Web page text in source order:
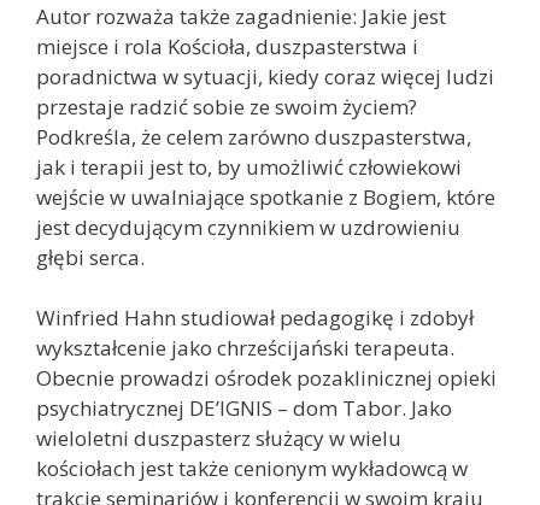
Autor rozważa także zagadnienie: Jakie jest
miejsce i rola Kościoła, duszpasterstwa i
poradnictwa w sytuacji, kiedy coraz więcej ludzi
przestaje radzić sobie ze swoim życiem?
Podkreśla, że celem zarówno duszpasterstwa,
jak i terapii jest to, by umożliwić człowiekowi
wejście w uwalniające spotkanie z Bogiem, które
jest decydującym czynnikiem w uzdrowieniu
głębi serca.
Winfried Hahn studiował pedagogikę i zdobył
wykształcenie jako chrześcijański terapeuta.
Obecnie prowadzi ośrodek pozaklinicznej opieki
psychiatrycznej DE’IGNIS – dom Tabor. Jako
wieloletni duszpasterz służący w wielu
kościołach jest także cenionym wykładowcą w
trakcie seminariów i konferencji w swoim kraju